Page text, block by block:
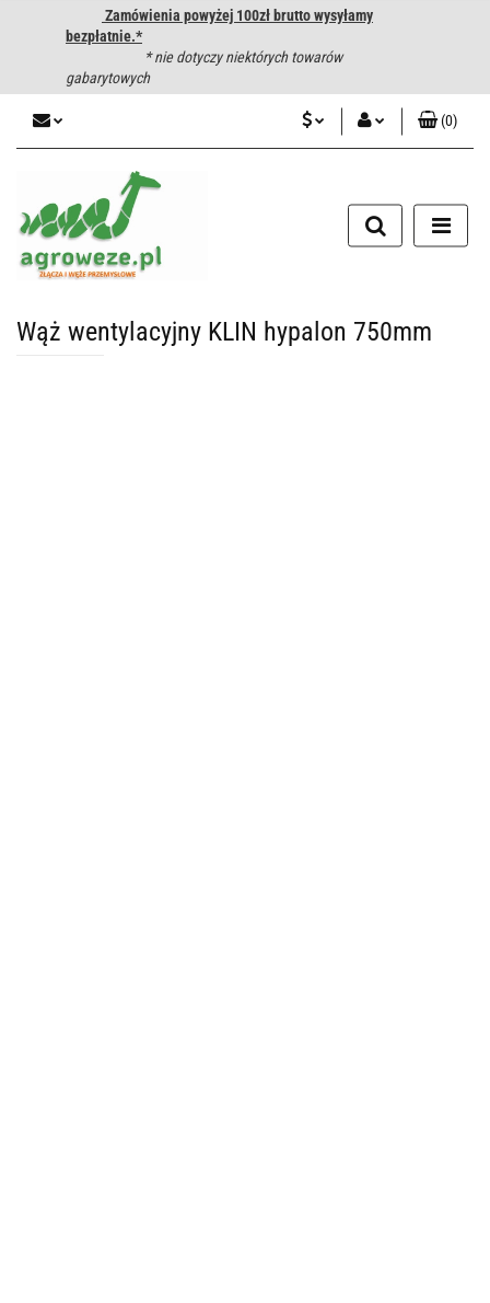
Zamówienia powyżej 100zł brutto wysyłamy
bezpłatnie.*
* nie dotyczy niektórych towarów
gabarytowych
Zarejestruj się
Dodaj zgłoszenie
(0)
Wąż wentylacyjny KLIN hypalon 750mm